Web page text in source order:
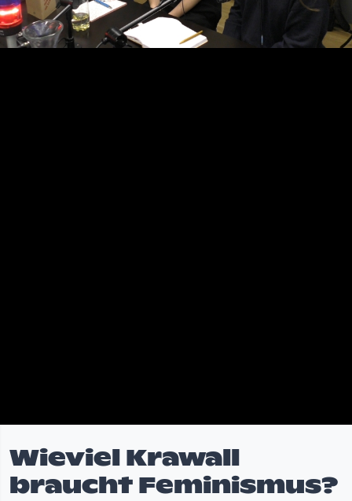
Wieviel Krawall
braucht Feminismus?